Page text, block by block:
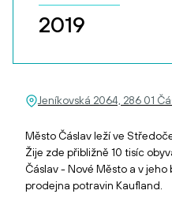
2019
Jeníkovská 2064, 286 01
Město Čáslav leží ve
Žije zde přibližně 10 tisíc
Čáslav - Nové Město a v
prodejna potravin Kaufland.